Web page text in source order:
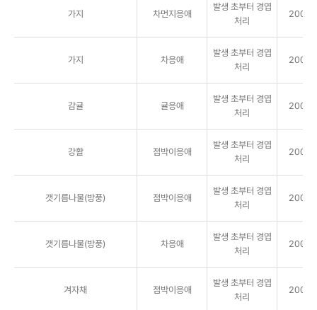
가지 차먼지응애
발생 초부터 경엽
처리
2000
가지 차응애
발생 초부터 경엽
처리
2000
감귤 귤응애
발생 초부터 경엽
처리
2000
강활 점박이응애
발생 초부터 경엽
처리
2000
갯기름나물(방풍) 점박이응애
발생 초부터 경엽
처리
2000
갯기름나물(방풍) 차응애
발생 초부터 경엽
처리
2000
겨자채 점박이응애
발생 초부터 경엽
처리
2000